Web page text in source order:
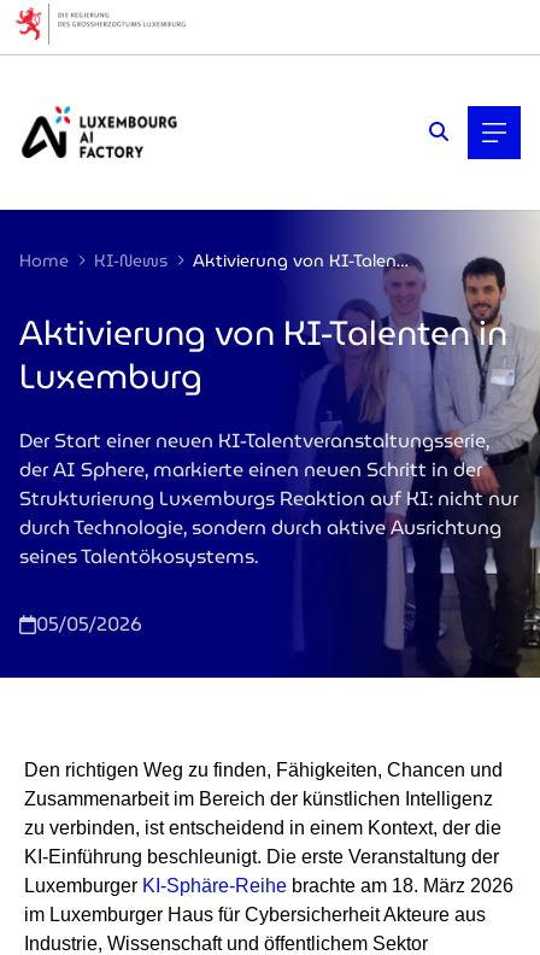
Home KI-News Aktivierung von KI-Talenten in Luxemburg
Aktivierung von KI-Talenten in
Luxemburg
Der Start einer neuen KI-Talentveranstaltungsserie,
der AI Sphere, markierte einen neuen Schritt in der
Strukturierung Luxemburgs Reaktion auf KI: nicht nur
durch Technologie, sondern durch aktive Ausrichtung
seines Talentökosystems.
05/05/2026
Den richtigen Weg zu finden, Fähigkeiten, Chancen und
Zusammenarbeit im Bereich der künstlichen Intelligenz
zu verbinden, ist entscheidend in einem Kontext, der die
KI-Einführung beschleunigt. Die erste Veranstaltung der
Luxemburger KI-Sphäre-Reihe brachte am 18. März 2026
im Luxemburger Haus für Cybersicherheit Akteure aus
Industrie, Wissenschaft und öffentlichem Sektor
Cookies management panel